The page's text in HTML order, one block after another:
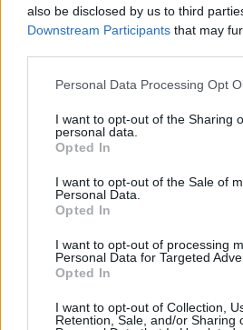
also be disclosed by us to third
Downstream Participants that may
Please note that this website/app
not limited to your visit or usage
grant or deny consent to Google and
use your data for below specified
consent section.
Personal Data Processing Opt
I want to opt-out of the Sharing
personal data.
Opted In
I want to opt-out of the Sale of
Personal Data.
Opted In
I want to opt-out of processing
Personal Data for Targeted
Opted In
I want to opt-out of Collection,
Retention, Sale, and/or Sharing